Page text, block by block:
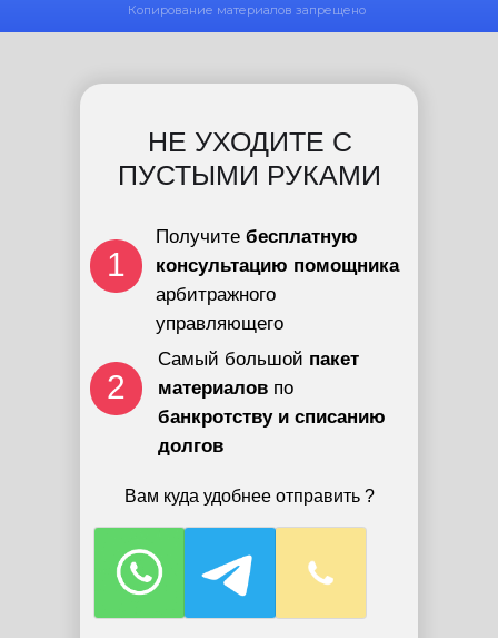
Копирование материалов запрещено
НЕ УХОДИТЕ С
ПУСТЫМИ РУКАМИ
Вам куда удобнее отправить ?
Получите бесплатную
консультацию помощника
арбитражного
управляющего
1
Самый большой пакет
материалов по
банкротству и списанию
долгов
2